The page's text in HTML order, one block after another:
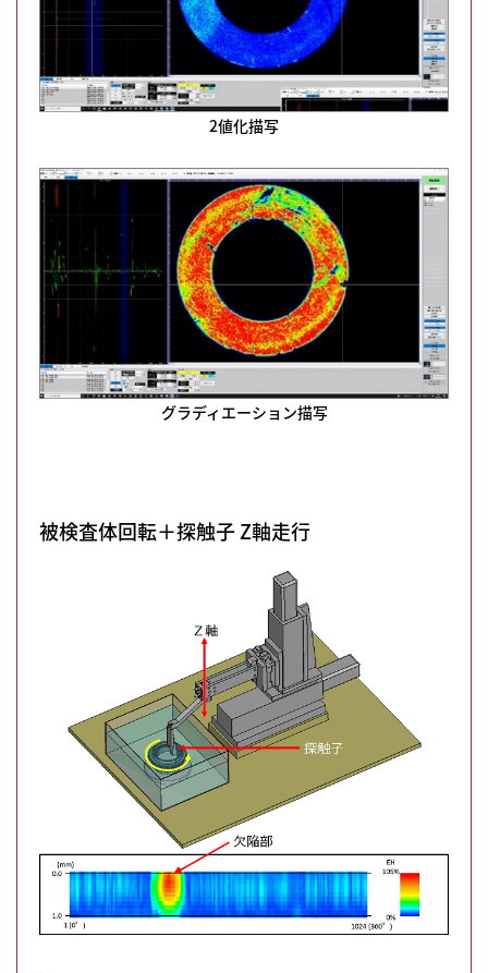
2値化描写
グラディエーション描写
被検査体回転＋探触子 Z軸走行